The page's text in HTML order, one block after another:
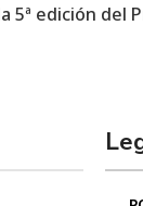
5ª edición del